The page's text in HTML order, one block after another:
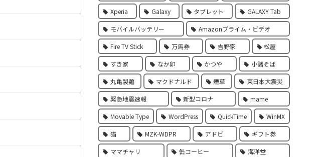
Xperia Galaxy タブレット GALAXY Tab
モバイルバッテリー Amazonプライム・ビデオ
Fire TV Stick 万馬券 吉野家 松屋
すき家 なか卯 かつや 小諸そば
丸亀製麵 マクドナルド 煙草 東日本大震災
緊急地震速報 新型コロナ mame
Movable Type WordPress QuickTime WinMX
猫 MZK-WDPR アドビ ギフト券
ママチャリ 缶コーヒー 海洋堂